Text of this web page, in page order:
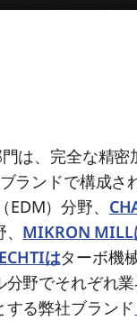
は、完全な精
ランドで構成さ
）分野、
MIKRON MILL
はターボ機
野でそれぞれ
する弊社ブランド